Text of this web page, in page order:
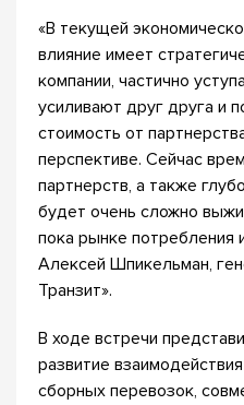
«В текущей
влияние имеет
компании, частично
усиливают друг друга и
стоимость от
перспективе. Сейчас
партнерств, а также
будет очень сложно
пока рынке потребления
Алексей Шпикельман,
Транзит».
В ходе встречи
развитие
сборных перевозок,